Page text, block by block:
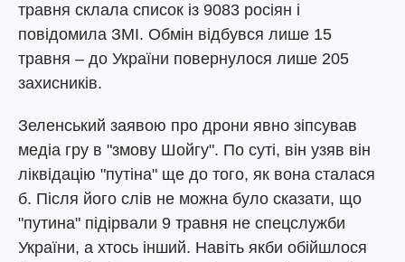
травня склала список із 9083 росіян і
повідомила ЗМІ. Обмін відбувся лише 15
травня – до України повернулося лише 205
захисників.
Зеленський заявою про дрони явно зіпсував
медіа гру в "змову Шойгу". По суті, він узяв він
ліквідацію "путіна" ще до того, як вона сталася
б. Після його слів не можна було сказати, що
"путина" підірвали 9 травня не спецслужби
України, а хтось інший. Навіть якби обійшлося